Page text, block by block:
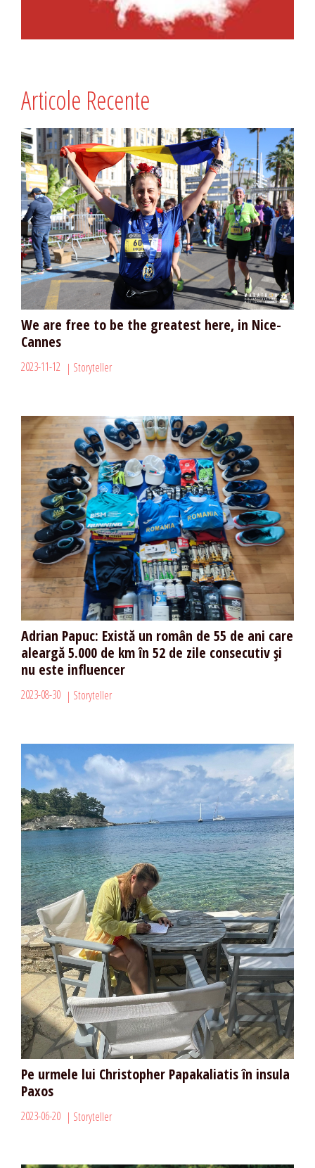
Articole Recente
We are free to be the greatest here, in Nice-
Cannes
2023-11-12 Storyteller
Adrian Papuc: Există un român de 55 de ani care
aleargă 5.000 de km în 52 de zile consecutiv și
nu este influencer
2023-08-30 Storyteller
Pe urmele lui Christopher Papakaliatis în insula
Paxos
2023-06-20 Storyteller